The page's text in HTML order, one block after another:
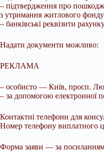
– підтвердження про
з утримання житлового
– банківські реквізити
Надати документи можливо:
РЕКЛАМА
– особисто — Київ, просп.
– за допомогою електронної
Контактні телефони для
Номер телефону виплатного
Форма заяви — за